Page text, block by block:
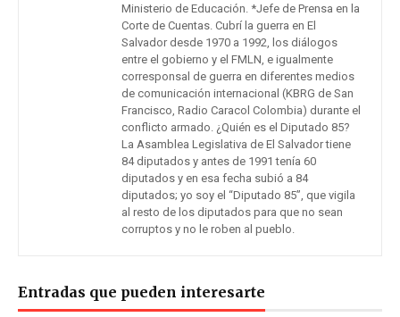
Ministerio de Educación. *Jefe de Prensa en la
Corte de Cuentas. Cubrí la guerra en El
Salvador desde 1970 a 1992, los diálogos
entre el gobierno y el FMLN, e igualmente
corresponsal de guerra en diferentes medios
de comunicación internacional (KBRG de San
Francisco, Radio Caracol Colombia) durante el
conflicto armado. ¿Quién es el Diputado 85?
La Asamblea Legislativa de El Salvador tiene
84 diputados y antes de 1991 tenía 60
diputados y en esa fecha subió a 84
diputados; yo soy el “Diputado 85”, que vigila
al resto de los diputados para que no sean
corruptos y no le roben al pueblo.
Entradas que pueden interesarte